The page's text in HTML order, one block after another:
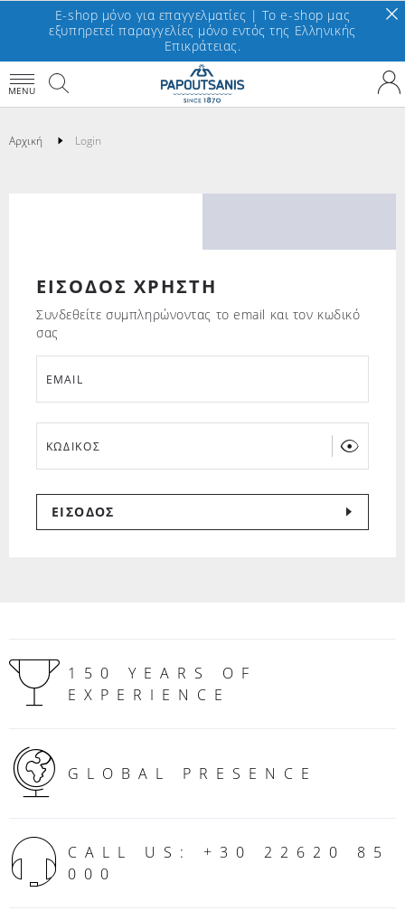
E-shop μόνο για επαγγελματίες | To e-shop μας
εξυπηρετεί παραγγελίες μόνο εντός της Ελληνικής
Επικράτειας.
MENU
Αρχική Login
ΕΙΣΟΔΟΣ ΧΡΗΣΤΗ
Συνδεθείτε συμπληρώνοντας το email και τον κωδικό
σας
EMAIL
ΚΩΔΙΚΟΣ
ΕΙΣΟΔΟΣ
150 YEARS OF
EXPERIENCE
GLOBAL PRESENCE
CALL US: +30 22620 85
000